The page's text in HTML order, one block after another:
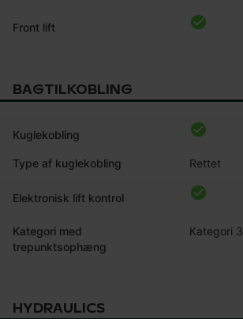
Front lift
BAGTILKOBLING
Kuglekobling
Type af kuglekobling Rettet
Elektronisk lift kontrol
Kategori med
trepunktsophæng
Kategori 3
HYDRAULICS